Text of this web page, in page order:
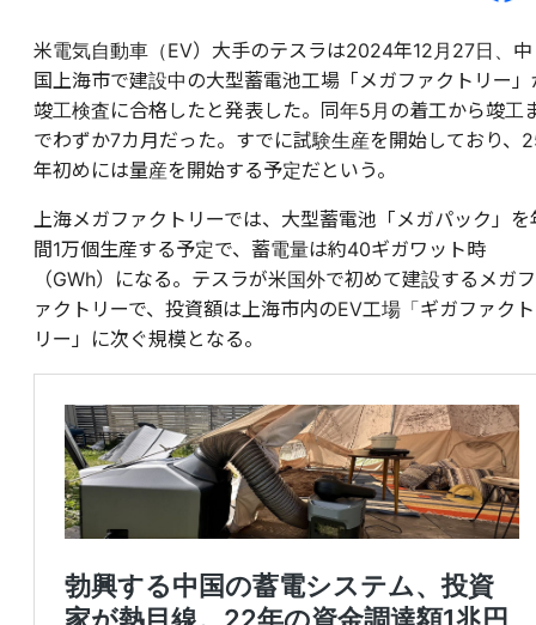
米電気自動車（EV）大手のテスラは2024年12月27日、中
国上海市で建設中の大型蓄電池工場「メガファクトリー」
竣工検査に合格したと発表した。同年5月の着工から竣工
でわずか7カ月だった。すでに試験生産を開始しており、
年初めには量産を開始する予定だという。
上海メガファクトリーでは、大型蓄電池「メガパック」を
間1万個生産する予定で、蓄電量は約40ギガワット時
（GWh）になる。テスラが米国外で初めて建設するメガフ
ァクトリーで、投資額は上海市内のEV工場「ギガファクト
リー」に次ぐ規模となる。